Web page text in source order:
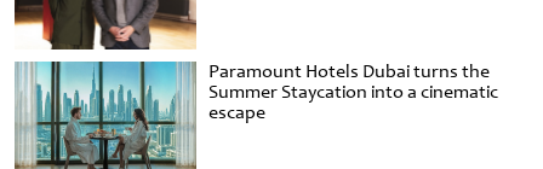
Paramount Hotels Dubai turns the
Summer Staycation into a cinematic
escape